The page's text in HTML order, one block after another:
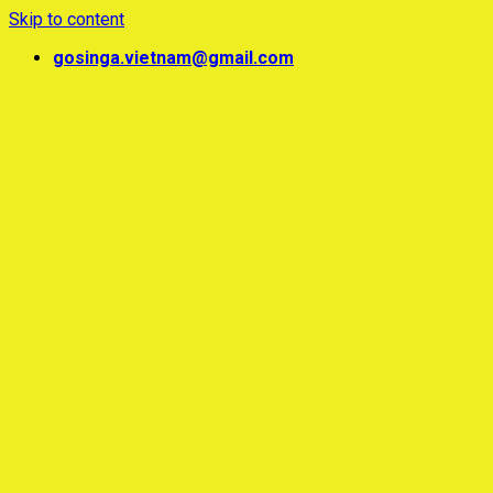
Skip to content
gosinga.vietnam@gmail.com